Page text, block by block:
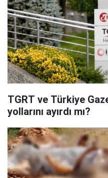
TGRT ve Türkiye
yollarını ayırdı mı?